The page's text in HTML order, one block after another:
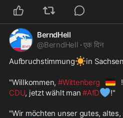
BerndHell
@BerndHell · एक दिन
Aufbruchstimmung☀️in
"Willkommen, #Wittenberg 🇩🇪
CDU, jetzt wählt man #AfD💙!"
"Wir möchten unser gutes,